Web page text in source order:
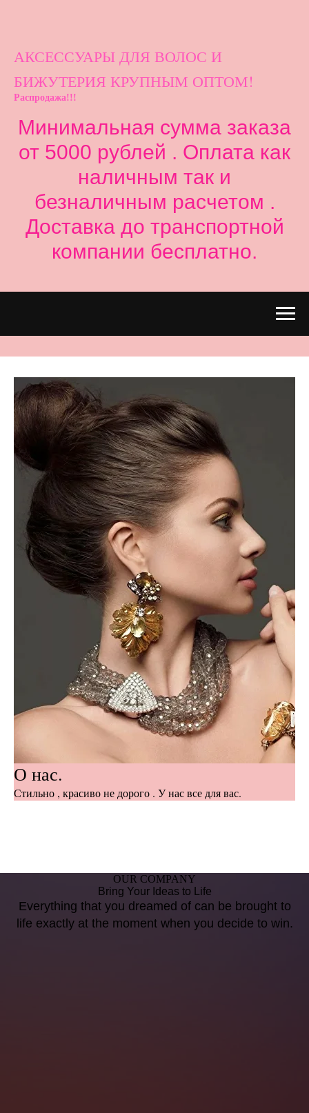
АКСЕССУАРЫ ДЛЯ ВОЛОС И
БИЖУТЕРИЯ КРУПНЫМ ОПТОМ!
Распродажа!!!
Минимальная сумма заказа
от 5000 рублей . Оплата как
наличным так и
безналичным расчетом .
Доставка до транспортной
компании бесплатно.
О нас.
Стильно , красиво не дорого . У нас все для вас.
OUR COMPANY
Bring Your Ideas to Life
Everything that you dreamed of can be brought to
life exactly at the moment when you decide to win.